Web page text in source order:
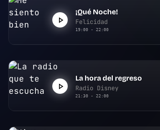
¡Qué Noche!
Felicidad
19:00 - 22:00
La hora del regreso
Radio Disney
21:30 - 22:00